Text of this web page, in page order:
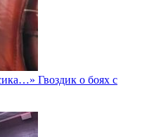
Гвоздик о боях с